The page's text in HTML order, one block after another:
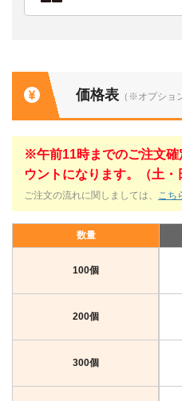
価格表 （※オプショ
※午前11時までのご注文確
ウントになります。（土・
ご注文の流れに関しましては、 こち
数量
100個
200個
300個